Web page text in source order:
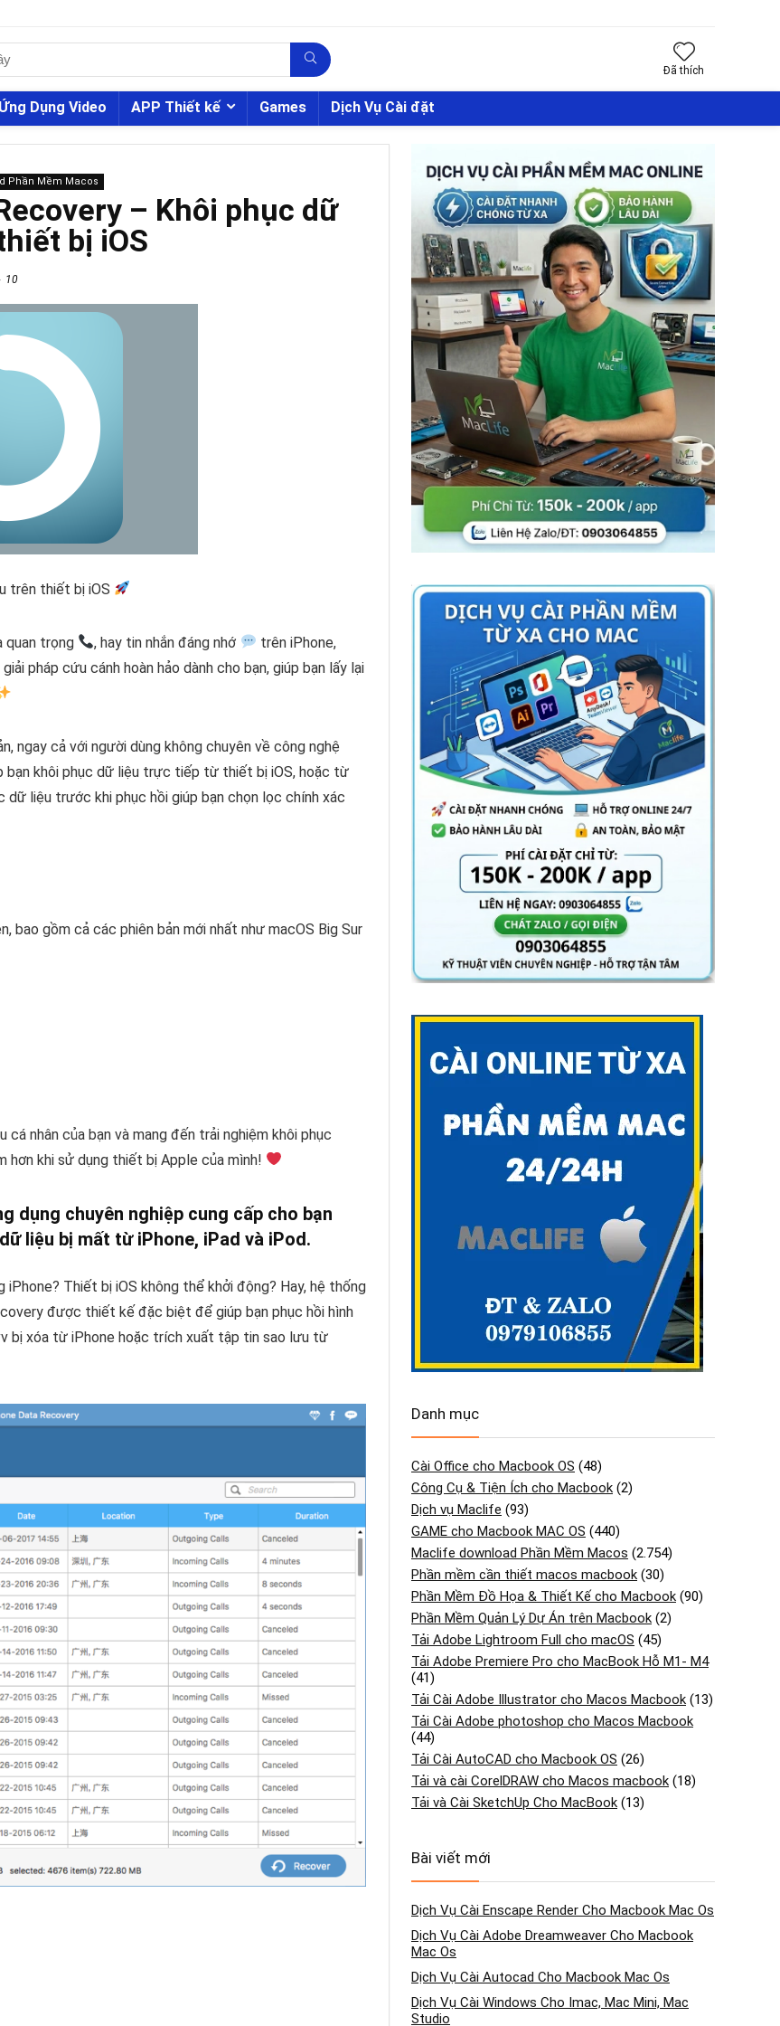
Đã thích
Dụng Video APP Thiết kế Games Dịch Vụ Cài đặt
Phần Mềm Macos
– Khôi phục dữ
bị iOS
10
trên thiết bị iOS
quan trọng , hay tin nhắn đáng nhớ
trên iPhone,
pháp cứu cánh hoàn hảo dành cho bạn, giúp bạn lấy lại
ngay cả với người dùng không chuyên về công nghệ
bạn khôi phục dữ liệu trực tiếp từ thiết bị iOS, hoặc từ
dữ liệu trước khi phục hồi giúp bạn chọn lọc chính xác
gồm cả các phiên bản mới nhất như macOS Big Sur
nhân của bạn và mang đến trải nghiệm khôi phục
hơn khi sử dụng thiết bị Apple của mình!
dụng chuyên nghiệp cung cấp cho bạn
liệu bị mất từ iPhone, iPad và iPod.
Thiết bị iOS không thể khởi động? Hay, hệ thống
được thiết kế đặc biệt để giúp bạn phục hồi hình
bị xóa từ iPhone hoặc trích xuất tập tin sao lưu từ
Danh mục
Cài Office cho Macbook OS (48)
Công Cụ & Tiện Ích cho Macbook (2)
Dịch vụ Maclife (93)
GAME cho Macbook MAC OS (440)
Maclife download Phần Mềm Macos (2.754)
Phần mềm cần thiết macos macbook (30)
Phần Mềm Đồ Họa & Thiết Kế cho Macbook (90)
Phần Mềm Quản Lý Dự Án trên Macbook (2)
Tải Adobe Lightroom Full cho macOS (45)
Tải Adobe Premiere Pro cho MacBook Hỗ M1- M4
(41)
Tải Cài Adobe Illustrator cho Macos Macbook (13)
Tải Cài Adobe photoshop cho Macos Macbook
(44)
Tải Cài AutoCAD cho Macbook OS (26)
Tải và cài CorelDRAW cho Macos macbook (18)
Tải và Cài SketchUp Cho MacBook (13)
Bài viết mới
Dịch Vụ Cài Enscape Render Cho Macbook Mac Os
Dịch Vụ Cài Adobe Dreamweaver Cho Macbook
Mac Os
Dịch Vụ Cài Autocad Cho Macbook Mac Os
Dịch Vụ Cài Windows Cho Imac, Mac Mini, Mac
Studio